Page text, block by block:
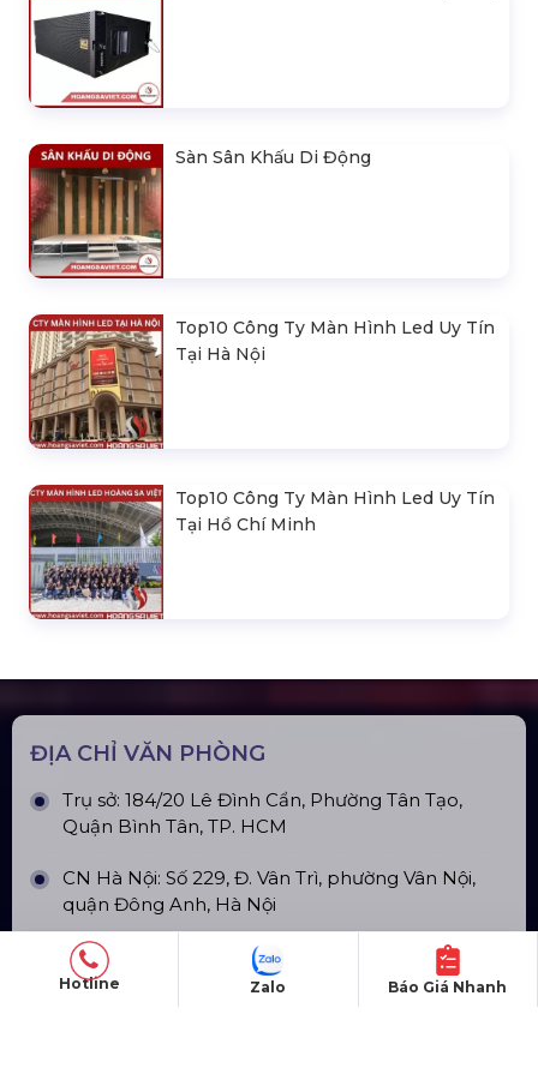
Sàn Sân Khấu Di Động
Top10 Công Ty Màn Hình Led Uy Tín
Tại Hà Nội
Top10 Công Ty Màn Hình Led Uy Tín
Tại Hồ Chí Minh
ĐỊA CHỈ VĂN PHÒNG
Trụ sở: 184/20 Lê Đình Cẩn, Phường Tân Tạo,
Quận Bình Tân, TP. HCM
CN Hà Nội: Số 229, Đ. Vân Trì, phường Vân Nội,
quận Đông Anh, Hà Nội
CN Hưng Yên: Khu Đô Thị EcoPark, Hưng Yên
CN Phú Quốc: ĐT45, Dương Đông, Phú Quốc
Hotline Báo Giá Nhanh
Zalo